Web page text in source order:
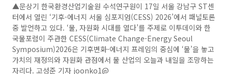
▲문상기 한국환경산업기술원 수석연구원이 17일 서울 강남구 ST센
터에서 열린 ‘기후-에너지 서울 심포지엄(CESS) 2026’에서 패널토론
중 발언하고 있다. ‘물, 자원화 시대를 열다’를 주제로 이투데이와 한
국물포럼이 주관한 CESS(Climate Change-Energy Seoul
Symposium)2026은 기후변화-에너지 프레임의 중심에 ‘물’을 놓고
가치의 재정의와 자원화 관점에서 물 산업의 오늘과 내일을 조망하는
자리다. 고성준 기자 joonko1@